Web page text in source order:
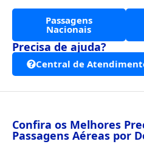
Passagens
Nacionais
Precisa de ajuda?
Central de
Confira os Melhores
Passagens Aéreas por